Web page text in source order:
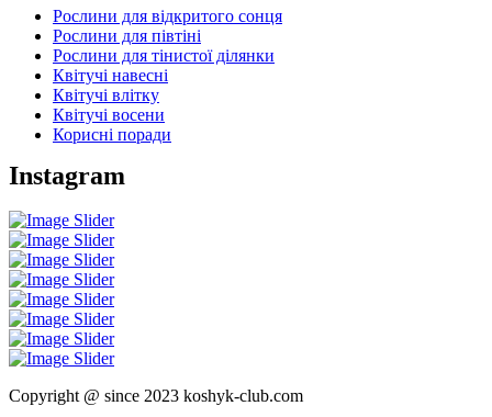
Рослини для відкритого сонця
Рослини для півтіні
Рослини для тінистої ділянки
Квітучі навесні
Квітучі влітку
Квітучі восени
Корисні поради
Instagram
Copyright @ since 2023 koshyk-club.com